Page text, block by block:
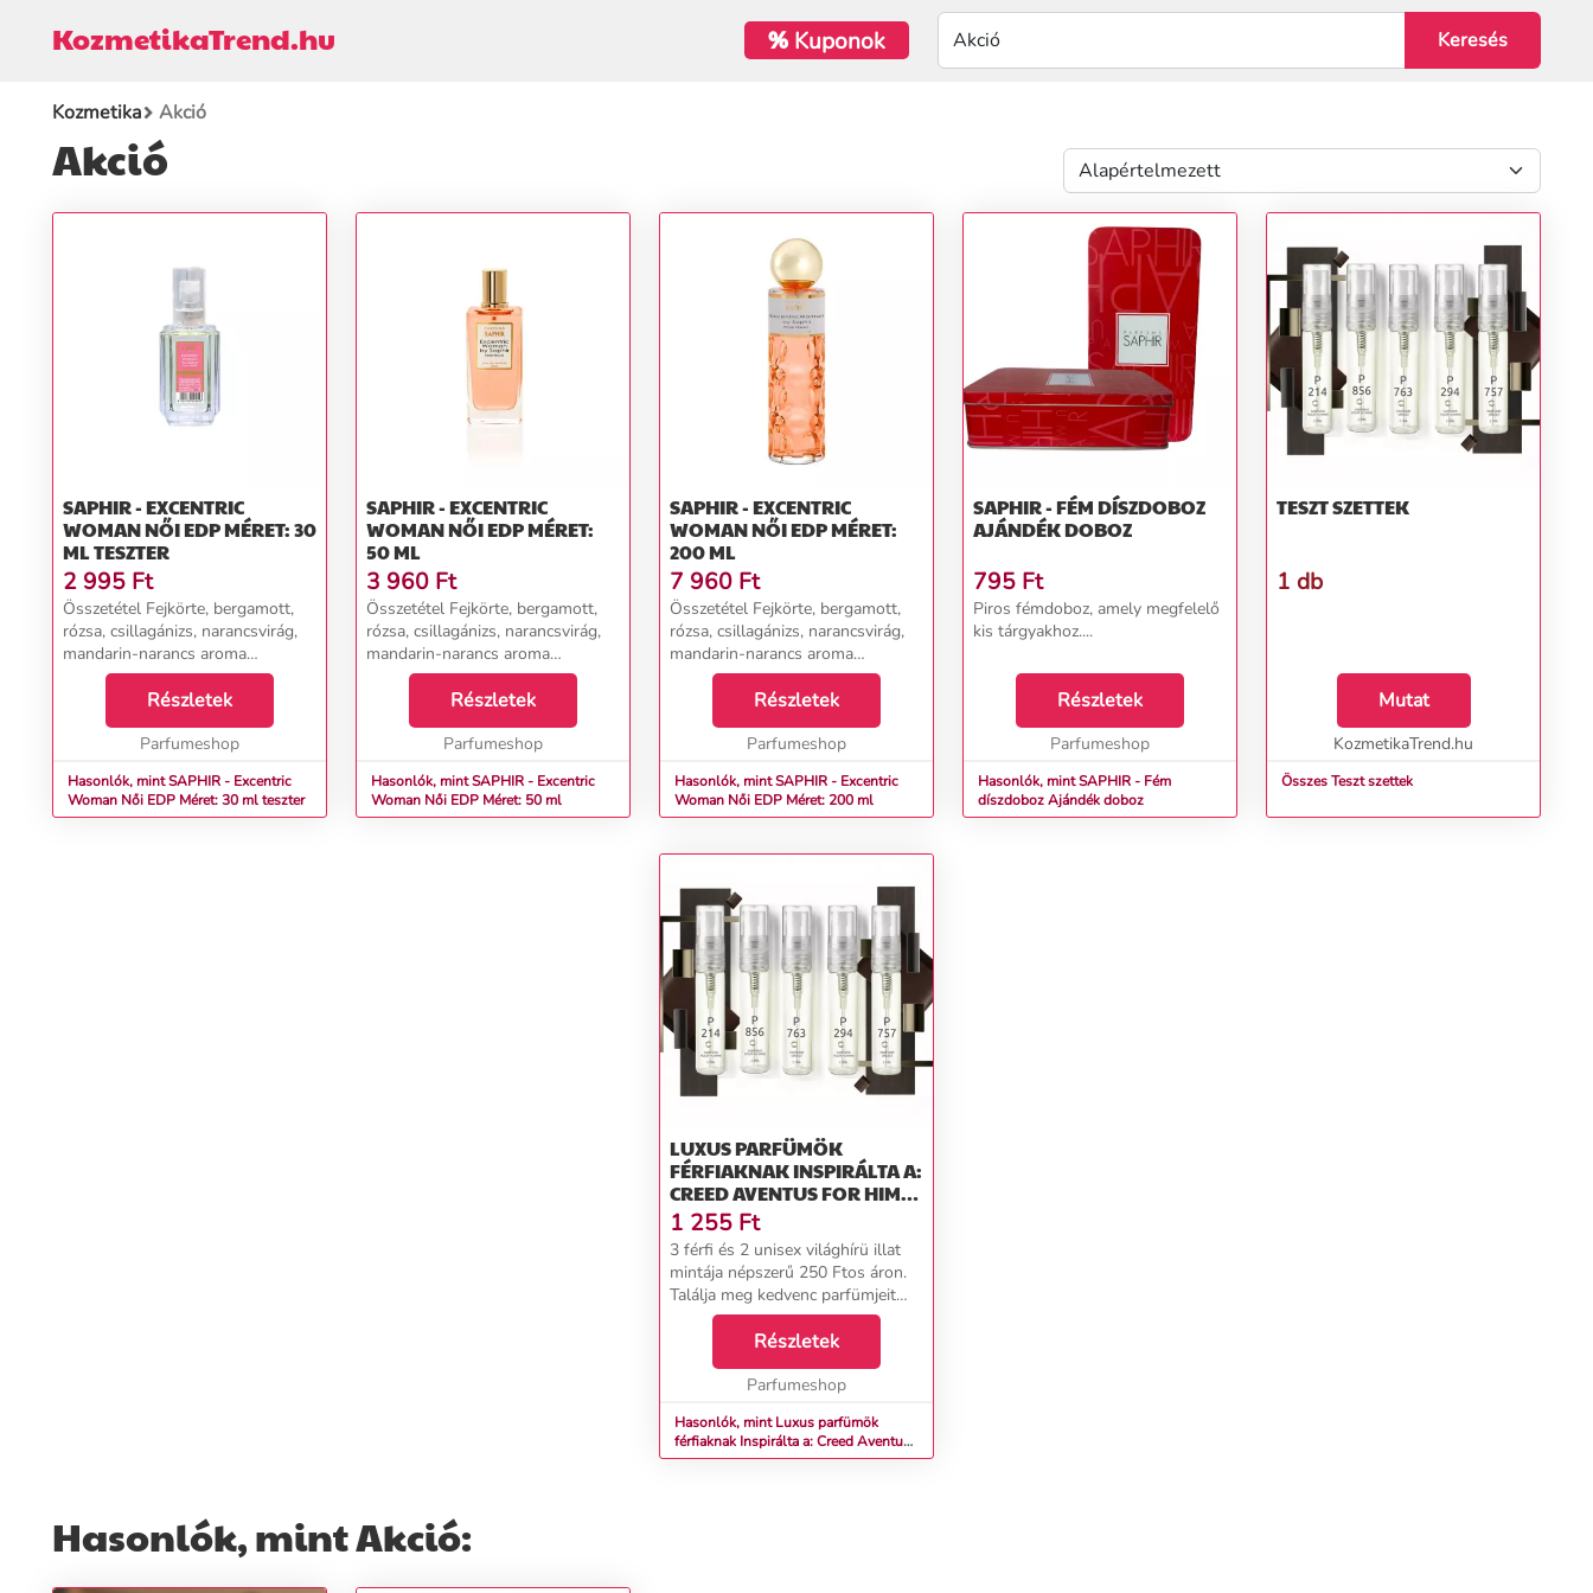
KozmetikaTrend.hu %Kuponok
Kozmetika Akció
Akció
SAPHIR - EXCENTRIC
WOMAN NŐI EDP MÉRET: 30
ML TESZTER
2 995 Ft
Összetétel Fejkörte, bergamott,
rózsa, csillagánizs, narancsvirág,
mandarin-narancs aroma
Szívgyömbér, írisz, ylang-ylang,
orchidea, szilva, tubarózsa
Alapfahéj, ámbra, pézsma, vanília,
Részletek
Parfumeshop
Hasonlók, mint SAPHIR - Excentric
Woman Női EDP Méret: 30 ml teszter
SAPHIR - EXCENTRIC
WOMAN NŐI EDP MÉRET:
50 ML
3 960 Ft
Összetétel Fejkörte, bergamott,
rózsa, csillagánizs, narancsvirág,
mandarin-narancs aroma
Szívgyömbér, írisz, ylang-ylang,
orchidea, szilva, tubarózsa
Alapfahéj, ámbra, pézsma, vanília,
Részletek
Parfumeshop
Hasonlók, mint SAPHIR - Excentric
Woman Női EDP Méret: 50 ml
SAPHIR - EXCENTRIC
WOMAN NŐI EDP MÉRET:
200 ML
7 960 Ft
Összetétel Fejkörte, bergamott,
rózsa, csillagánizs, narancsvirág,
mandarin-narancs aroma
Szívgyömbér, írisz, ylang-ylang,
orchidea, szilva, tubarózsa
Alapfahéj, ámbra, pézsma, vanília,
Részletek
Parfumeshop
Hasonlók, mint SAPHIR - Excentric
Woman Női EDP Méret: 200 ml
SAPHIR - FÉM DÍSZDOBOZ
AJÁNDÉK DOBOZ
795 Ft
Piros fémdoboz, amely megfelelő
kis tárgyakhoz....
Részletek
Parfumeshop
Hasonlók, mint SAPHIR - Fém
díszdoboz Ajándék doboz
TESZT SZETTEK
1 db
Mutat
KozmetikaTrend.hu
Összes Teszt szettek
LUXUS PARFÜMÖK
FÉRFIAKNAK INSPIRÁLTA A:
CREED AVENTUS FOR HIM,
PACO RABANNE 1 MILLION
GOLDEN OUD, LOUIS
VUITTON ORAGE, MFK
AQUA VITAE A TOM FORD…
1 255 Ft
3 férfi és 2 unisex világhírü illat
mintája népszerű 250 Ftos áron.
Találja meg kedvenc parfümjeit
könnyen és olcsón! PURE No. 214
-&nbsp;nekeverje össze
a&nbsp;Creed Aventus for Him
PURE No. 294 -&nb...
Részletek
Parfumeshop
Hasonlók, mint Luxus parfümök
férfiaknak Inspirálta a: Creed Aventus
for Him, Paco Rabanne 1 Million
Hasonlók, mint Akció: